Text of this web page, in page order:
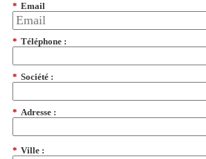
* Email
* Téléphone :
* Société :
* Adresse :
* Ville :